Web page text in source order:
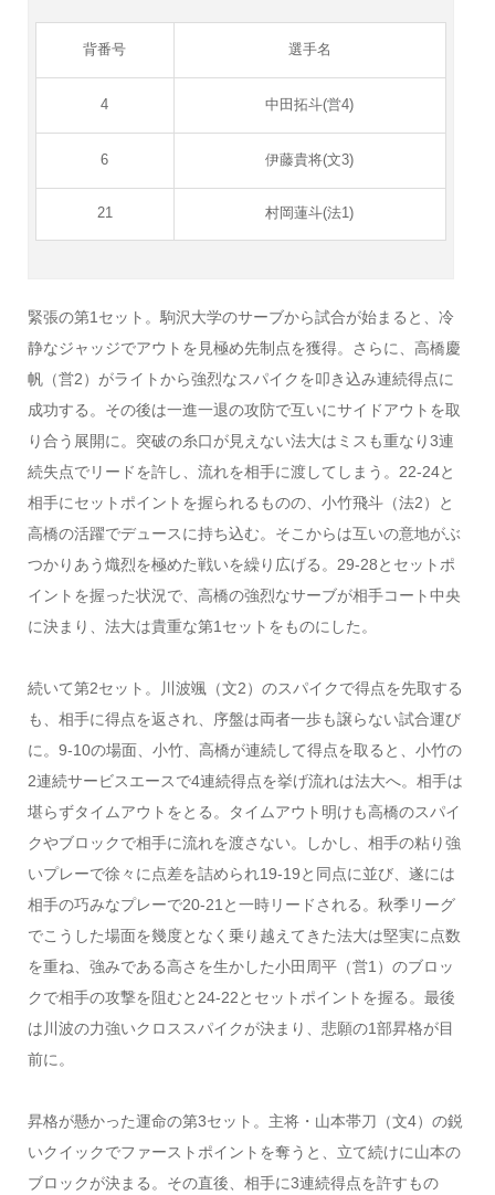
背番号 選手名
4 中田拓斗(営4)
6 伊藤貴将(文3)
21 村岡蓮斗(法1)
緊張の第1セット。駒沢大学のサーブから試合が始まると、冷
静なジャッジでアウトを見極め先制点を獲得。さらに、高橋慶
帆（営2）がライトから強烈なスパイクを叩き込み連続得点に
成功する。その後は一進一退の攻防で互いにサイドアウトを取
り合う展開に。突破の糸口が見えない法大はミスも重なり3連
続失点でリードを許し、流れを相手に渡してしまう。22-24と
相手にセットポイントを握られるものの、小竹飛斗（法2）と
高橋の活躍でデュースに持ち込む。そこからは互いの意地がぶ
つかりあう熾烈を極めた戦いを繰り広げる。29-28とセットポ
イントを握った状況で、高橋の強烈なサーブが相手コート中央
に決まり、法大は貴重な第1セットをものにした。
続いて第2セット。川波颯（文2）のスパイクで得点を先取する
も、相手に得点を返され、序盤は両者一歩も譲らない試合運び
に。9-10の場面、小竹、高橋が連続して得点を取ると、小竹の
2連続サービスエースで4連続得点を挙げ流れは法大へ。相手は
堪らずタイムアウトをとる。タイムアウト明けも高橋のスパイ
クやブロックで相手に流れを渡さない。しかし、相手の粘り強
いプレーで徐々に点差を詰められ19-19と同点に並び、遂には
相手の巧みなプレーで20-21と一時リードされる。秋季リーグ
でこうした場面を幾度となく乗り越えてきた法大は堅実に点数
を重ね、強みである高さを生かした小田周平（営1）のブロッ
クで相手の攻撃を阻むと24-22とセットポイントを握る。最後
は川波の力強いクロススパイクが決まり、悲願の1部昇格が目
前に。
昇格が懸かった運命の第3セット。主将・山本帯刀（文4）の鋭
いクイックでファーストポイントを奪うと、立て続けに山本の
ブロックが決まる。その直後、相手に3連続得点を許すもの